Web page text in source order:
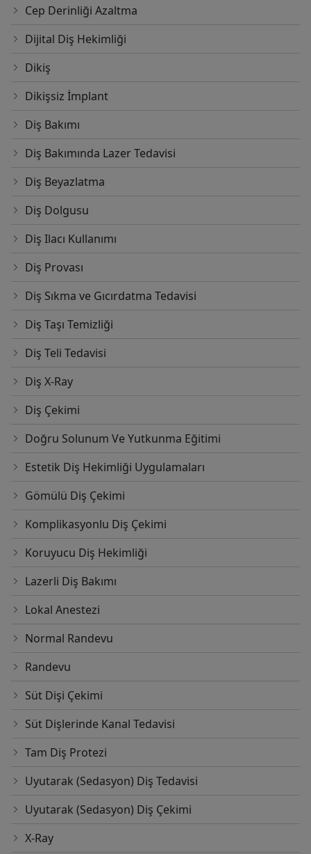
Cep Derinliği Azaltma
Dijital Diş Hekimliği
Dikiş
Dikişsiz İmplant
Diş Bakımı
Diş Bakımında Lazer Tedavisi
Diş Beyazlatma
Diş Dolgusu
Diş Ilacı Kullanımı
Diş Provası
Diş Sıkma ve Gıcırdatma Tedavisi
Diş Taşı Temizliği
Diş Teli Tedavisi
Diş X-Ray
Diş Çekimi
Doğru Solunum Ve Yutkunma Eğitimi
Estetik Diş Hekimliği Uygulamaları
Gömülü Diş Çekimi
Komplikasyonlu Diş Çekimi
Koruyucu Diş Hekimliği
Lazerli Diş Bakımı
Lokal Anestezi
Normal Randevu
Randevu
Süt Dişi Çekimi
Süt Dişlerinde Kanal Tedavisi
Tam Diş Protezi
Uyutarak (Sedasyon) Diş Tedavisi
Uyutarak (Sedasyon) Diş Çekimi
X-Ray